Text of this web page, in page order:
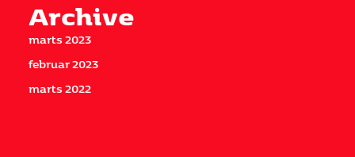
Archive
marts 2023
februar 2023
marts 2022